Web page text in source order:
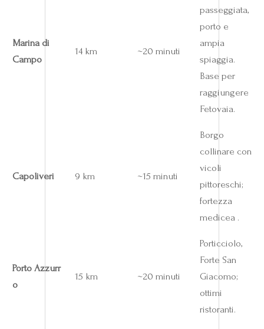
Marina di
Campo
14 km ~20 minuti
passeggiata,
porto e
ampia
spiaggia.
Base per
raggiungere
Fetovaia.
Capoliveri 9 km ~15 minuti
Borgo
collinare con
vicoli
pittoreschi;
fortezza
medicea .
Porto Azzurr
o
15 km ~20 minuti
Porticciolo,
Forte San
Giacomo;
ottimi
ristoranti.